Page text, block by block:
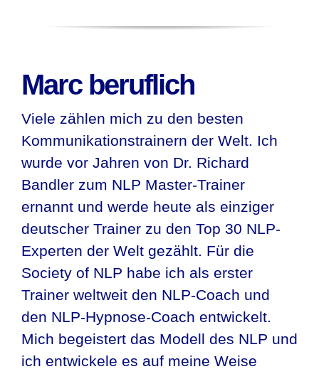
Marc beruflich
Viele zählen mich zu den besten
Kommunikationstrainern der Welt. Ich
wurde vor Jahren von Dr. Richard
Bandler zum NLP Master-Trainer
ernannt und werde heute als einziger
deutscher Trainer zu den Top 30 NLP-
Experten der Welt gezählt. Für die
Society of NLP habe ich als erster
Trainer weltweit den NLP-Coach und
den NLP-Hypnose-Coach entwickelt.
Mich begeistert das Modell des NLP und
ich entwickele es auf meine Weise